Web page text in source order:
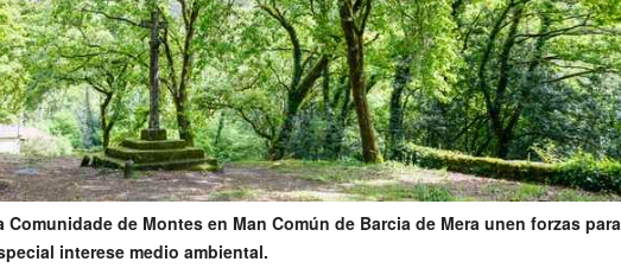
Comunidade de Montes en Man Común de Barcia de Mera unen forzas para
interese medio ambiental.